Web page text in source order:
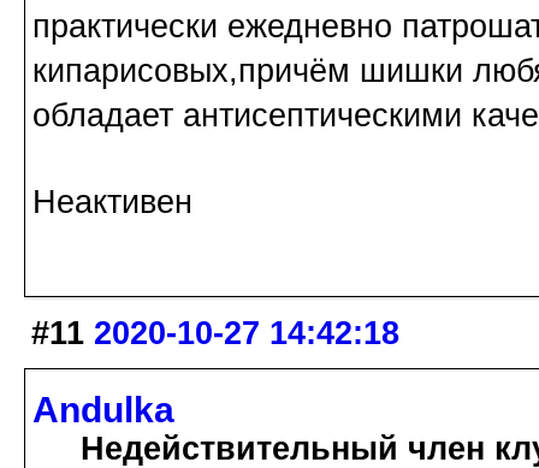
практически ежедневно
кипарисовых,причём шишки
обладает антисептическими
Неактивен
#11 2020-10-27 14:42:18
Andulka
Недействительный член